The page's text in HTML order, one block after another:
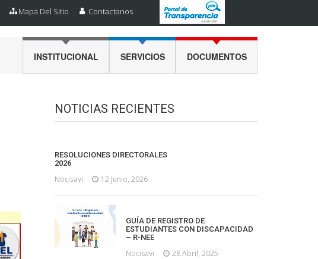
Mapa Del Sitio Contactanos
INSTITUCIONAL SERVICIOS DOCUMENTOS
NOTICIAS RECIENTES
RESOLUCIONES DIRECTORALES
2026
Nocisavi 12 Junio, 2026
GUÍA DE REGISTRO DE
ESTUDIANTES CON DISCAPACIDAD
– R-NEE
Nocisavi 28 Abril, 2025